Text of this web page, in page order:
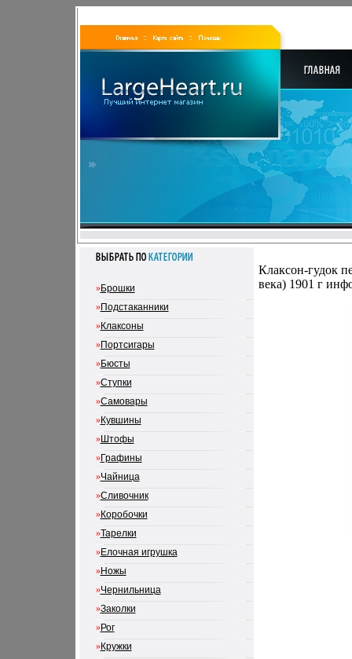
»Брошки
»Подстаканники
»Клаксоны
»Портсигары
»Бюсты
»Ступки
»Самовары
»Кувшины
»Штофы
»Графины
»Чайница
»Сливочник
»Коробочки
»Тарелки
»Елочная игрушка
»Ножы
»Чернильница
»Заколки
»Рог
»Кружки
Клаксон-гудок
века) 1901 г